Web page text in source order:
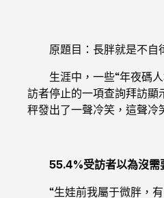
原題目：長胖就是不自
生涯中，一些“年夜碼
訪者停止的一項查詢拜訪
秤發出了一聲冷笑，這聲冷
55.4%受訪者以為沒需
“生娃前我屬于微胖，